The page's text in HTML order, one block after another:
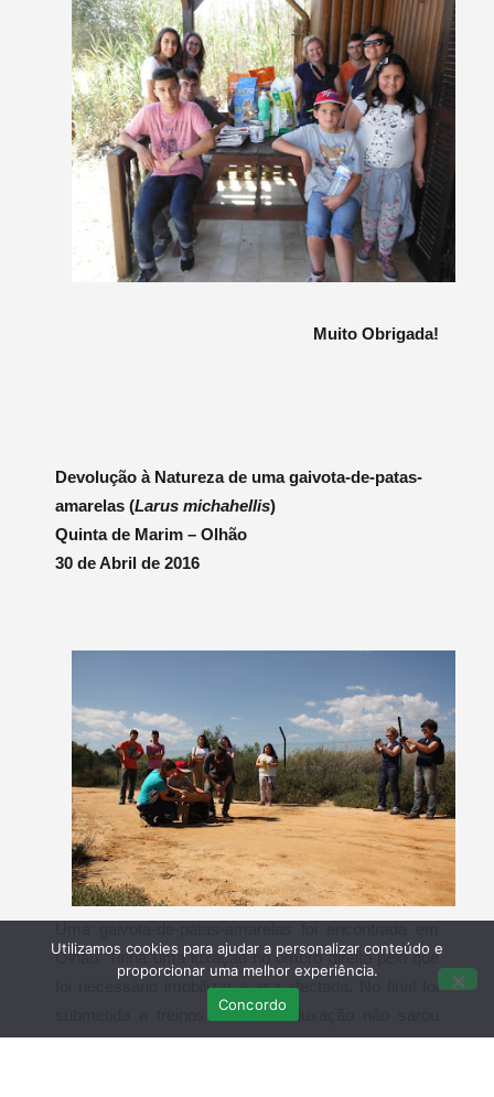
Muito Obrigada!
Devolução à Natureza de uma gaivota-de-patas-
amarelas (Larus michahellis)
Quinta de Marim – Olhão
30 de Abril de 2016
Olhão. Tinha uma luxação no ombro direito pelo que
foi necessário imobilizar a asa afectada. No final foi
submetida a treinos de voo. A luxação não sarou
com facilidade pelo que a sua recuperação demorou
Utilizamos cookies para ajudar a personalizar conteúdo e
proporcionar uma melhor experiência.
Concordo